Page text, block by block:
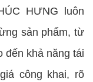
HƯNG luôn
sản phẩm, từ
đến khả năng tái
công khai, rõ